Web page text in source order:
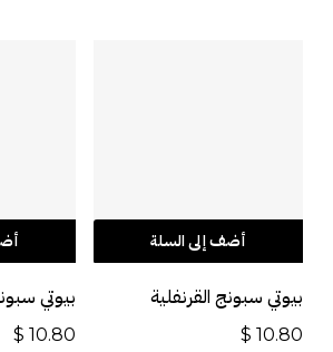
أضف إلى السلة
بيوتي سبونج القرنفلية
$ 10.80
بيوتي
$ 10.80